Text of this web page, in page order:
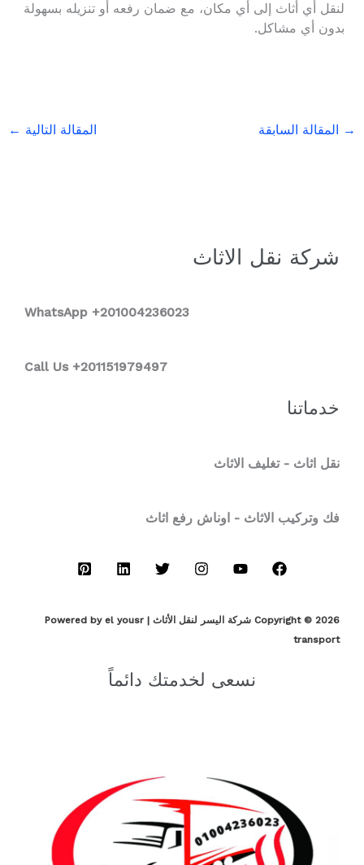
لنقل أي أثاث إلى أي مكان، مع ضمان رفعه أو تنزيله بسهولة
بدون أي مشاكل.
→ المقالة السابقة المقالة التالية ←
شركة نقل الاثاث
WhatsApp +201004236023
Call Us +201151979497
خدماتنا
نقل اثاث - تغليف الاثاث
فك وتركيب الاثاث - اوناش رفع اثاث
Copyright © 2026 شركة اليسر لنقل الأثاث | Powered by el yousr
transport
نسعى لخدمتك دائماً